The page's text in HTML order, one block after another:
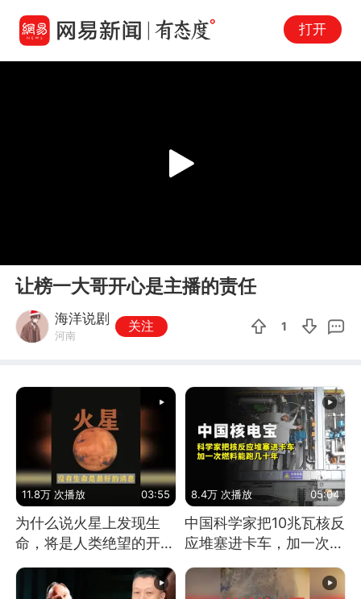
打开
Play
让榜一大哥开心是主播的责任
海洋说剧
河南
关注 1
11.8万 次播放 03:55
为什么说火星上发现生
命，将是人类绝望的开
始？
8.4万 次播放 05:04
中国科学家把10兆瓦核反
应堆塞进卡车，加一次燃
料能跑几十年